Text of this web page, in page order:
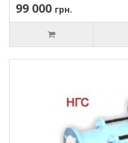
99 000 грн.